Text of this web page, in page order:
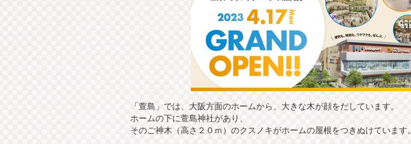
「萱島」では、大阪方面のホームから、大きな木が顔をだしています。
ホームの下に萱島神社があり、
そのご神木（高さ２０ｍ）のクスノキがホームの屋根をつきぬけています。